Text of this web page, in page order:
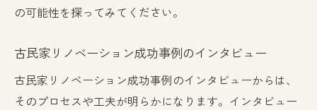
の可能性を探ってみてください。
古民家リノベーション成功事例のインタビュー
古民家リノベーション成功事例のインタビューからは、
そのプロセスや工夫が明らかになります。インタビュー